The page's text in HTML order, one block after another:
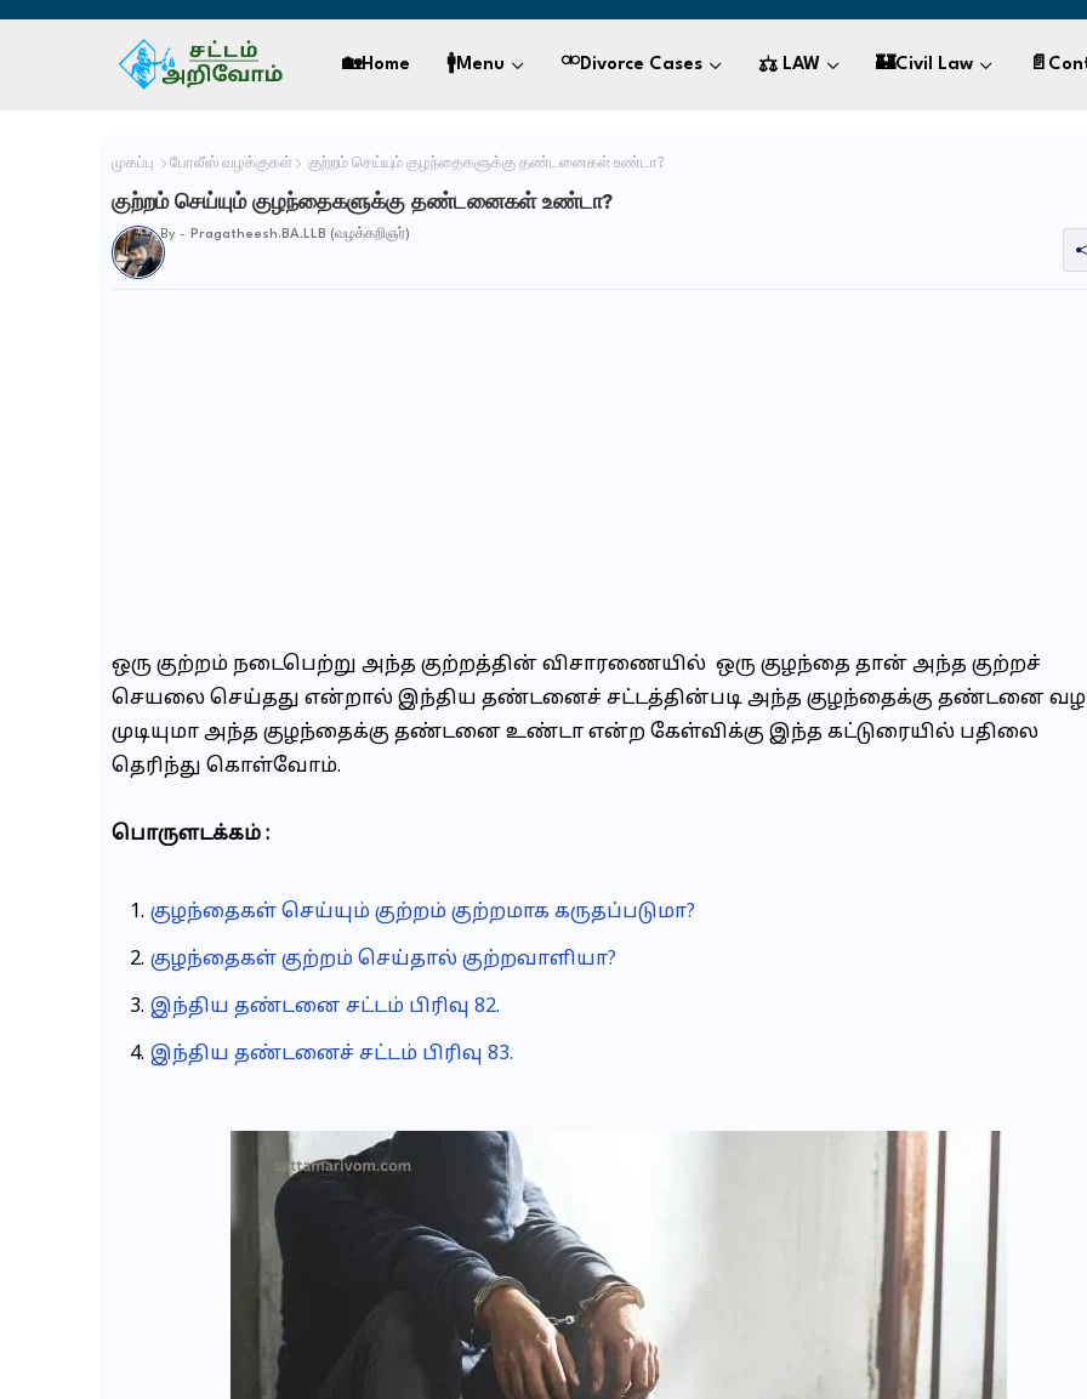
🏡Home 🚹Menu ⚮Divorce Cases ⚖ LAW 🏰civil Law
முகப்பு போலீஸ் வழக்குகள் குற்றம் செய்யும் குழந்தைகளுக்கு தண்டனைகள் உண்டா?
குற்றம் செய்யும் குழந்தைகளுக்கு தண்டனைகள் உண்டா?
By - Pragatheesh.BA.LLB (வழக்கறிஞர்)
ஒரு குற்றம் நடைபெற்று அந்த குற்றத்தின் விசாரணையில் ஒரு குழந்தை தான் அந்த குற்றச்
செயலை செய்தது என்றால் இந்திய தண்டனைச் சட்டத்தின்படி அந்த குழந்தைக்கு தண்டனை
முடியுமா அந்த குழந்தைக்கு தண்டனை உண்டா என்ற கேள்விக்கு இந்த கட்டுரையில் பதிலை
தெரிந்து கொள்வோம்.
பொருளடக்கம் :
குழந்தைகள் செய்யும் குற்றம் குற்றமாக கருதப்படுமா?
குழந்தைகள் குற்றம் செய்தால் குற்றவாளியா?
இந்திய தண்டனை சட்டம் பிரிவு 82.
இந்திய தண்டனைச் சட்டம் பிரிவு 83.